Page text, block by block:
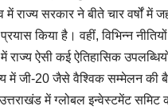
सरकार ने बीते चार वर्षों में
किया है। वहीं, विभिन्न
राज्य ऐसी कई ऐतिहासिक
में जी-20 जैसे वैश्विक सम्मेलन की
उत्तराखंड में ग्लोबल इन्वेस्टमेंट